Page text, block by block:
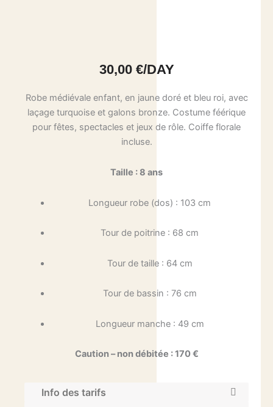
30,00 €/DAY
Robe médiévale enfant, en jaune doré et bleu roi, avec
laçage turquoise et galons bronze. Costume féérique
pour fêtes, spectacles et jeux de rôle. Coiffe florale
incluse.
Taille : 8 ans
Longueur robe (dos) : 103 cm
Tour de poitrine : 68 cm
Tour de taille : 64 cm
Tour de bassin : 76 cm
Longueur manche : 49 cm
Caution – non débitée : 170 €
Info des tarifs